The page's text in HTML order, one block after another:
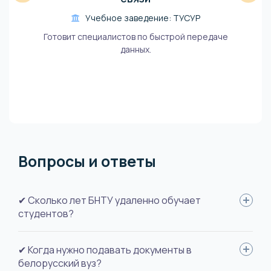
Учебное заведение: ТУСУР
Готовит специалистов по быстрой передаче
данных.
Вопросы и ответы
✔ Сколько лет БНТУ удаленно обучает
студентов?
Белорусский национально-технический университет ввел
дистанционный формат обучение в 2000-м году - 20 лет
✔ Когда нужно подавать документы в
белорусский вуз?